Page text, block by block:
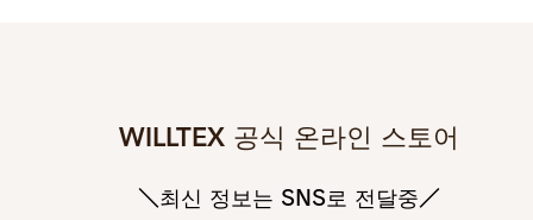
WILLTEX 공식 온라인 스토어
＼최신 정보는 SNS로 전달중／